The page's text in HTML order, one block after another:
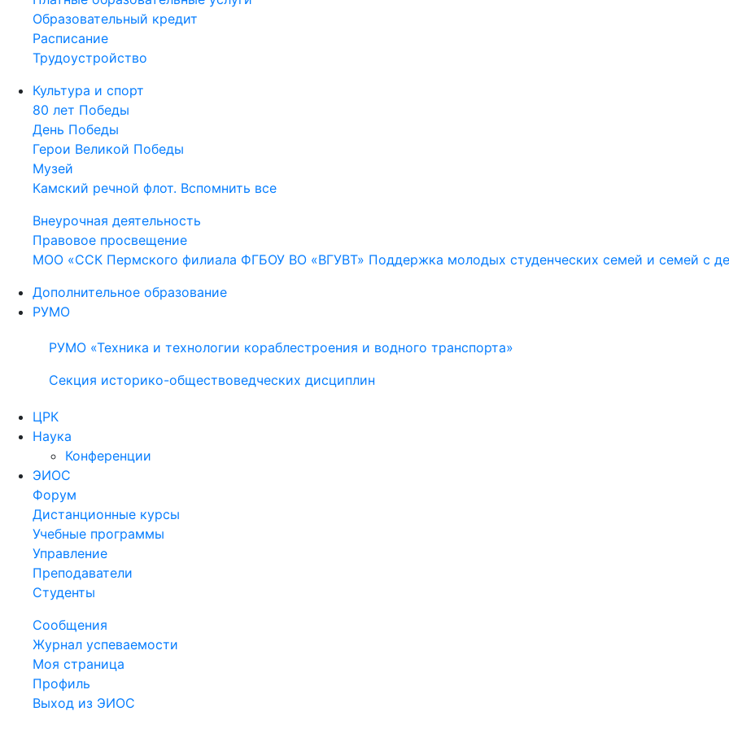
Образовательный кредит
Расписание
Трудоустройство
Культура и спорт
80 лет Победы
День Победы
Герои Великой Победы
Музей
Камский речной флот. Вспомнить все
Внеурочная деятельность
Правовое просвещение
МОО «ССК Пермского филиала ФГБОУ ВО «ВГУВТ» Поддержка молодых студенческих семей и семей с
Дополнительное образование
РУМО
РУМО «Техника и технологии кораблестроения и водного транспорта»
Секция историко-обществоведческих дисциплин
ЦРК
Наука
Конференции
ЭИОС
Форум
Дистанционные курсы
Учебные программы
Управление
Преподаватели
Студенты
Сообщения
Журнал успеваемости
Моя страница
Профиль
Выход из ЭИОС